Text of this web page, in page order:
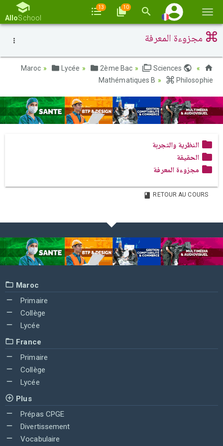
la
AlloSchool
13 10
مجزوءة المعرفة
Lycée 2ème Bac
Sciences
Mathématiques B
Philosophie
النظرية والتجربة
الحقيقة
مجزوءة المعرفة
RETOUR AU COURS
Maroc
Primaire
Collège
Lycée
France
Primaire
Collège
Lycée
Plus
Prépas CPGE
Divertissement
Vocabulaire